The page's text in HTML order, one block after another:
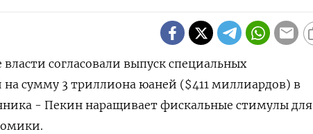
согласовали выпуск специальных
на сумму 3 триллиона юаней ($411 миллиардов) в
- Пекин наращивает фискальные стимулы для